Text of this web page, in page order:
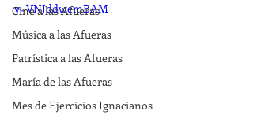
Cine a las Afueras
Música a las Afueras
Patrística a las Afueras
María de las Afueras
Mes de Ejercicios Ignacianos
v=VNJddwemBAM